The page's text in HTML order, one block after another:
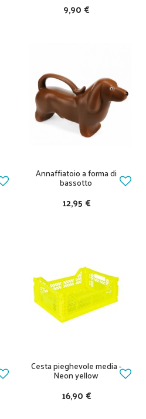
9,90 €
Annaffiatoio a forma di
bassotto
12,95 €
Cesta pieghevole media -
Neon yellow
16,90 €